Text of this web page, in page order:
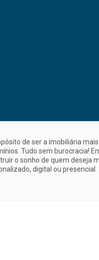
de ser a imobiliária
Tudo sem burocracia!
o sonho de quem deseja
digital ou presencial.